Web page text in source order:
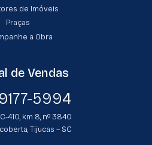
de Imóveis
Praças
a Obra
de Vendas
5994
410, km 8, nº 3840
Tijucas – SC